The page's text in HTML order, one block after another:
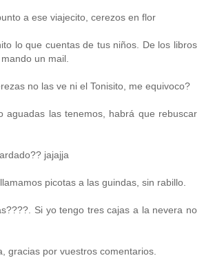
a ese viajecito, cerezos en flor
lo que cuentas de tus niños. De los libros
un mail.
no las ve ni el Tonisito, me equivoco?
aguadas las tenemos, habrá que rebuscar
jajajja
picotas a las guindas, sin rabillo.
Si yo tengo tres cajas a la nevera no
gracias por vuestros comentarios.